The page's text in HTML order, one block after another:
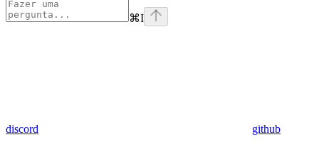
⌘I
discord github